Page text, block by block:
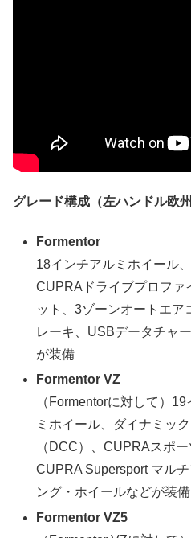
グレード構成（左ハンドル欧州
Formentor
18インチアルミホイール
CUPRAドライブプロファ
ット、3ゾーンオートエア
レーキ、USBデータチャ
が装備
Formentor VZ
（Formentorに対して）
ミホイール、ダイナミッ
（DCC）、CUPRAスポ
CUPRA Supersport マル
ング・ホイールなどが装備
Formentor VZ5